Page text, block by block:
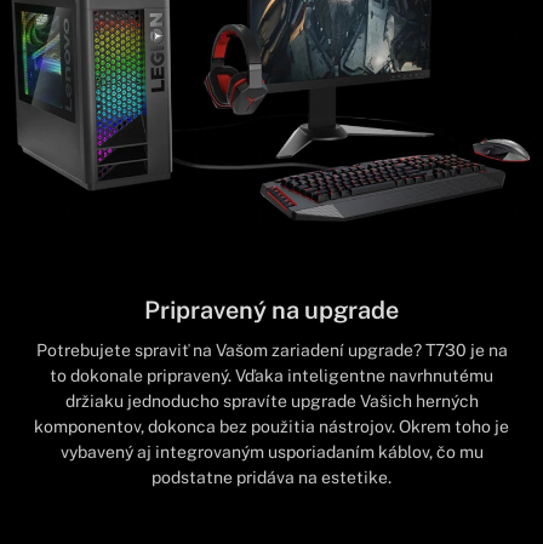
Pripravený na upgrade
Potrebujete spraviť na Vašom zariadení upgrade? T730 je na
to dokonale pripravený. Vďaka inteligentne navrhnutému
držiaku jednoducho spravíte upgrade Vašich herných
komponentov, dokonca bez použitia nástrojov. Okrem toho je
vybavený aj integrovaným usporiadaním káblov, čo mu
podstatne pridáva na estetike.